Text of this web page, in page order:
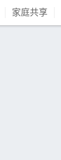
家庭共享